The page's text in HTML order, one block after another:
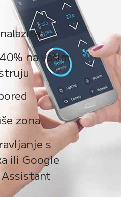
na vašim
zona
s
ili Google